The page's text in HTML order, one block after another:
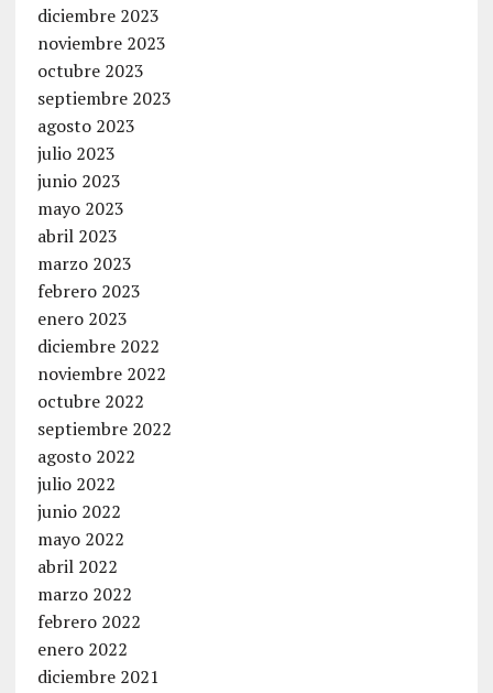
diciembre 2023
noviembre 2023
octubre 2023
septiembre 2023
agosto 2023
julio 2023
junio 2023
mayo 2023
abril 2023
marzo 2023
febrero 2023
enero 2023
diciembre 2022
noviembre 2022
octubre 2022
septiembre 2022
agosto 2022
julio 2022
junio 2022
mayo 2022
abril 2022
marzo 2022
febrero 2022
enero 2022
diciembre 2021